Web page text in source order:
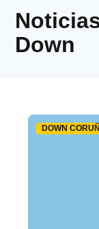
Down
DOWN